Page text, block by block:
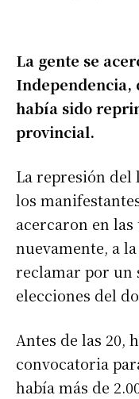
La gente se
Independencia,
había sido
provincial.
La represión del
los
acercaron en
nuevamente, a
reclamar por un
elecciones del
Antes de las 20,
convocatoria
había más de